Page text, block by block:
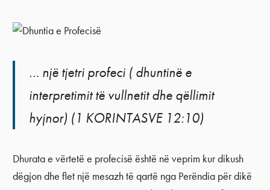
… një tjetri profeci ( dhuntinë e
interpretimit të vullnetit dhe qëllimit
hyjnor) (1 KORINTASVE 12:10)
Dhurata e vërtetë e profecisë është në veprim kur dikush
dëgjon dhe flet një mesazh të qartë nga Perëndia për dikë